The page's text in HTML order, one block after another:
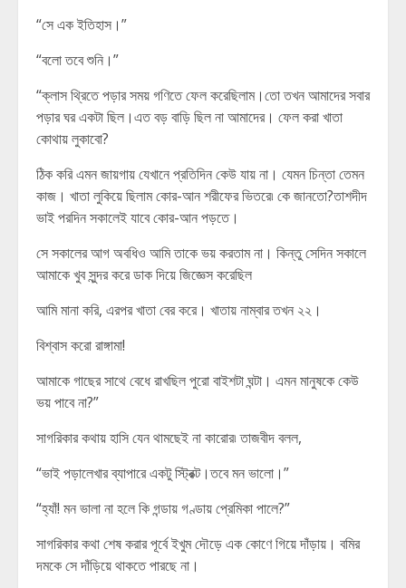
“সে এক ইতিহাস।”
“বলো তবে শুনি।”
“ক্লাস থ্রিতে পড়ার সময় গণিতে ফেল করেছিলাম।তো তখন আমাদের সবার
পড়ার ঘর একটা ছিল।এত বড় বাড়ি ছিল না আমাদের। ফেল করা খাতা
কোথায় লুকাবো?
ঠিক করি এমন জায়গায় যেখানে প্রতিদিন কেউ যায় না। যেমন চিন্তা তেমন
কাজ। খাতা লুকিয়ে ছিলাম কোর-আন শরীফের ভিতরে৷ কে জানতো?তাশদীদ
ভাই পরদিন সকালেই যাবে কোর-আন পড়তে।
সে সকালের আগ অবধিও আমি তাকে ভয় করতাম না। কিন্তু সেদিন সকালে
আমাকে খুব সুন্দর করে ডাক দিয়ে জিজ্ঞেস করেছিল
আমি মানা করি, এরপর খাতা বের করে। খাতায় নাম্বার তখন ২২।
বিশ্বাস করো রাঙ্গামা!
আমাকে গাছের সাথে বেধে রাখছিল পুরো বাইশটা ঘন্টা। এমন মানুষকে কেউ
ভয় পাবে না?”
সাগরিকার কথায় হাসি যেন থামছেই না কারোর৷ তাজবীদ বলল,
“ভাই পড়ালেখার ব্যাপারে একটু স্ট্রিক্ট।তবে মন ভালো।”
“হ্যাঁ! মন ভালা না হলে কি গন্ডায় গণ্ডায় প্রেমিকা পালে?”
সাগরিকার কথা শেষ করার পূর্বে ইখুম দৌড়ে এক কোণে গিয়ে দাঁড়ায়। বমির
দমকে সে দাঁড়িয়ে থাকতে পারছে না।